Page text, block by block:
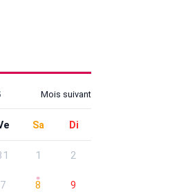
les flèches pour changer
Mois suivant
Vendredi
Sa Samedi
DiDimanche
1 2
7 8 9